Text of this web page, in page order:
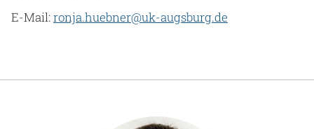
E-Mail:ronja.huebner@uk-augsburg.de